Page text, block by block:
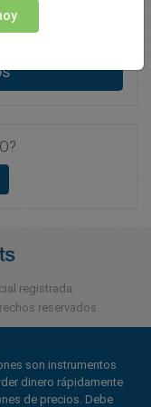
registrada.
reservados.
son instrumentos
dinero rápidamente
de precios. Debe